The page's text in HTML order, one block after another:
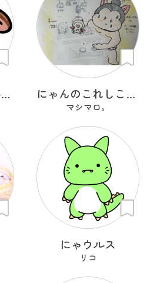
チョコっとカールちゃん にゃんのこれしこ ある日の夢 Ｎo.1
マシマロ。
にゃウルス
リコ